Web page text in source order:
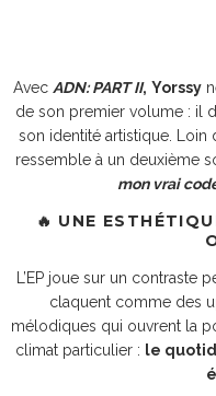
Avec ADN: PART II, Yorssy
de son premier volume : il
son identité artistique. Loin
ressemble à un deuxième
mon vrai
🔥 UNE
L’EP joue sur un
claquent comme des
mélodiques qui ouvrent la
climat particulier : le